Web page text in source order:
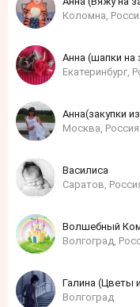
Коломна,
Анна (шапки на
Екатеринбург,
Анна(закупки
Москва, Россия
Василиса
Саратов,
Волгоград,
Галина (Цветы
Волгоград